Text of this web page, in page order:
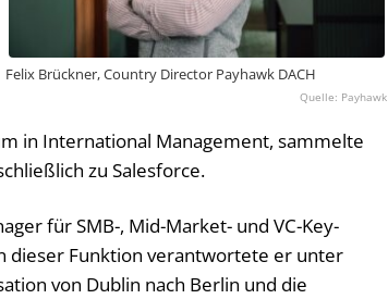
Felix Brückner, Country Director Payhawk DACH
Payhawk
in International Management, sammelte
zu Salesforce.
für SMB-, Mid-Market- und VC-Key-
dieser Funktion verantwortete er unter
von Dublin nach Berlin und die